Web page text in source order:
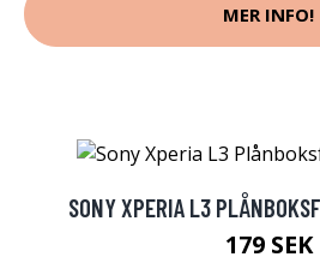
MER INFO!
SONY XPERIA L3
179 SEK